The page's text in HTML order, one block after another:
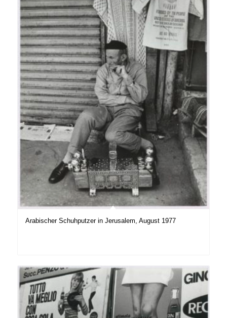
Arabischer Schuhputzer in Jerusalem, August 1977